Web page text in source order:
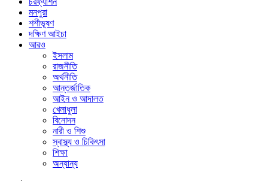
মনপুরা
শশীভূষণ
দক্ষিণ আইচা
আরও
ইসলাম
রাজনীতি
অর্থনীতি
আন্তর্জাতিক
আইন ও আদালত
খেলাধুলা
বিনোদন
নারী ও শিশু
স্বাস্থ্য ও চিকিৎসা
শিক্ষা
অন্যান্য